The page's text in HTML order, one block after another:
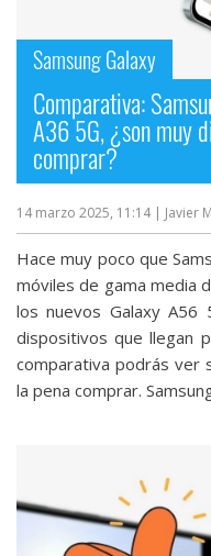
Operadores
Trucos
y
Tutoriales
Ciberseguridad
Sistemas
operativos
Más
temas
Samsung Galaxy
Comparativa:
A36 5G, ¿son muy
comprar?
14 marzo 2025, 11:14 | Javier
Hace muy poco que
móviles de gama media
los nuevos Galaxy A56
dispositivos que llegan
comparativa podrás ver
la pena comprar.